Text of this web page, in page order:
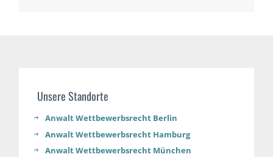
Unsere Standorte
Anwalt Wettbewerbsrecht Berlin
Anwalt Wettbewerbsrecht Hamburg
Anwalt Wettbewerbsrecht München